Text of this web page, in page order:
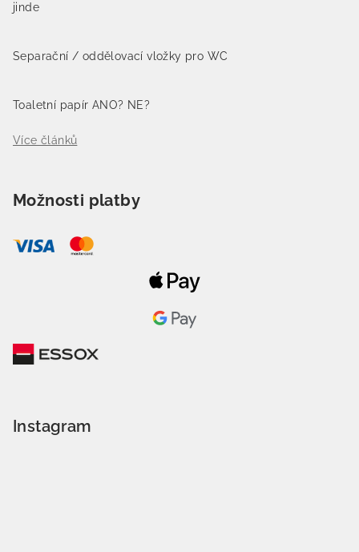
jinde
Separační / oddělovací vložky pro WC
Toaletní papír ANO? NE?
Více článků
Možnosti platby
Instagram